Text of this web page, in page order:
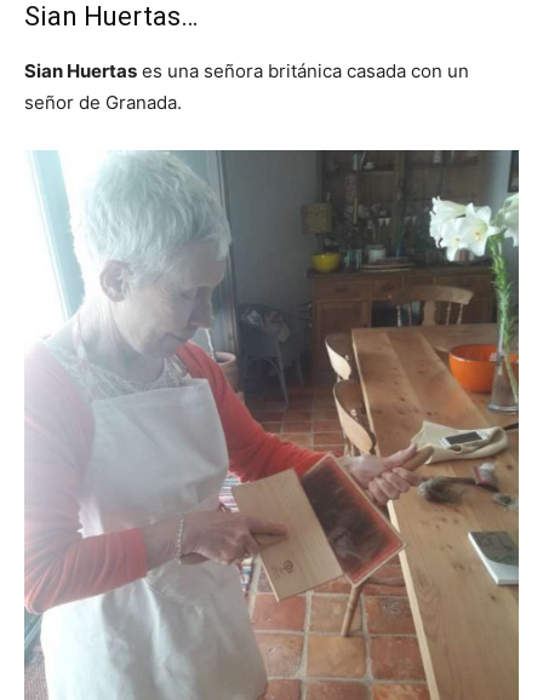
Sian Huertas…
Sian Huertas es una señora británica casada con un
señor de Granada.